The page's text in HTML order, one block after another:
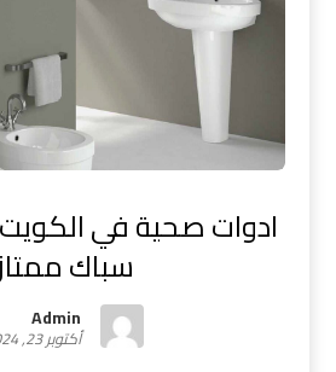
سباك
Admin
أكتوبر 23, 2024